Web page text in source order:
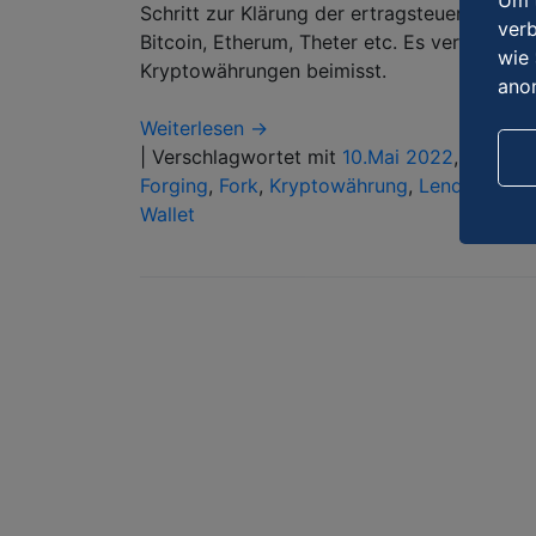
Schritt zur Klärung der ertragsteuerlichen
Bitcoin, Etherum, Theter etc. Es
Kryptowährungen beimisst.
Weiterlesen →
Verschlagwortet mit 10.Mai 2022,
Forging, Fork, Kryptowährung, Lending ,
Wallet
wie